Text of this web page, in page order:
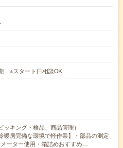
※スタート日相談OK
ッキング・検品、商品管理）
暖房完備な環境で軽作業】・部品の測定
ーター使用・箱詰めおすすめ…